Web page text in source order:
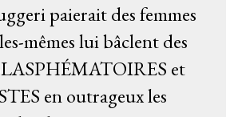
paierait des femmes
mêmes lui bâclent des
et
en outrageux les